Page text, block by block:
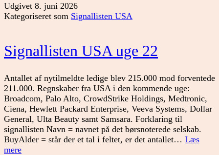
23
Udgivet 8. juni 2026
Kategoriseret som Signallisten USA
Signallisten USA uge 22
Antallet af nytilmeldte ledige blev 215.000 mod forventede
211.000. Regnskaber fra USA i den kommende uge:
Broadcom, Palo Alto, CrowdStrike Holdings, Medtronic,
Ciena, Hewlett Packard Enterprise, Veeva Systems, Dollar
General, Ulta Beauty samt Samsara. Forklaring til
signallisten Navn = navnet på det børsnoterede selskab.
BuyAlder = står der et tal i feltet, er det antallet… Læs
mereSignallisten